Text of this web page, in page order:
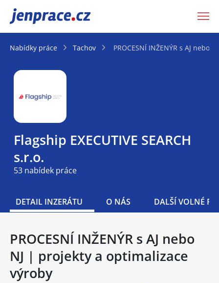
JenPráce.cz
Nabídky práce Tachov PROCESNÍ INŽENÝR s AJ
Flagship EXECUTIVE SEARCH
s.r.o.
53 nabídek práce
DETAIL INZERÁTU O NÁS DALŠÍ VOLNÉ
PROCESNÍ INŽENÝR s AJ nebo
NJ | projekty a optimalizace
výroby